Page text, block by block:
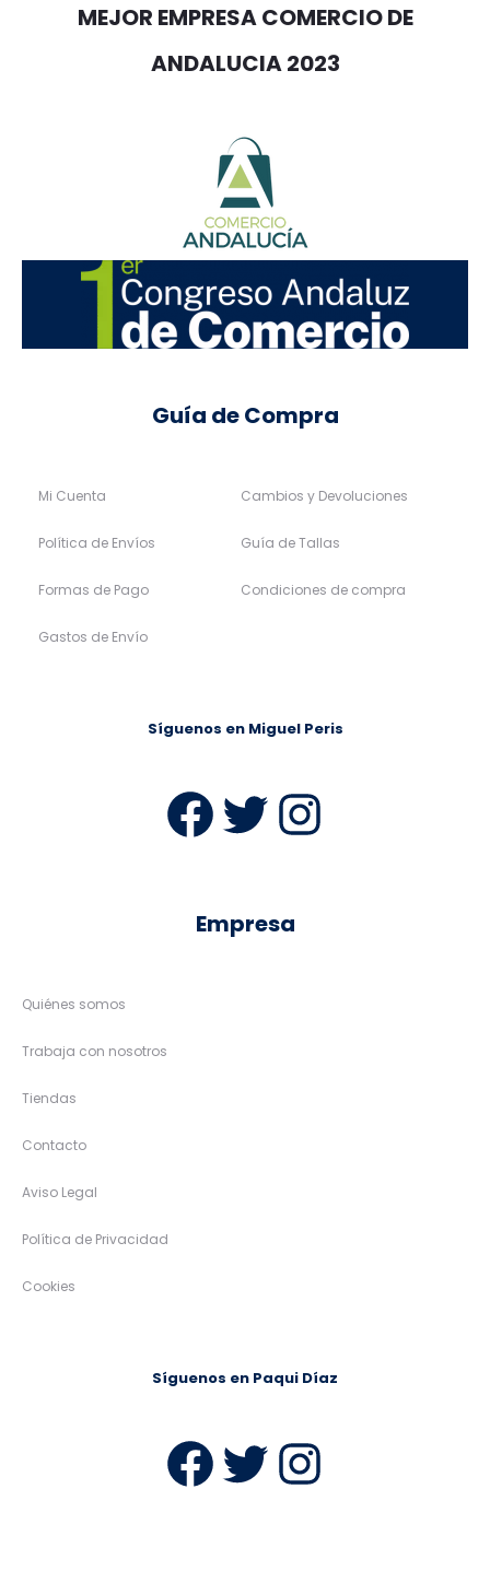
MEJOR EMPRESA COMERCIO DE
ANDALUCIA 2023
Guía de Compra
Mi Cuenta
Política de Envíos
Formas de Pago
Gastos de Envío
Cambios y Devoluciones
Guía de Tallas
Condiciones de compra
Síguenos en Miguel Peris
Facebook
Twitter
Empresa
Quiénes somos
Trabaja con nosotros
Tiendas
Contacto
Aviso Legal
Política de Privacidad
Cookies
Síguenos en Paqui Díaz
Facebook
Twitter